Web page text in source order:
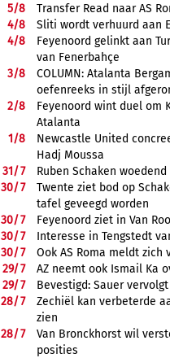
5/8
Transfer Read naar AS
4/8
Sliti wordt verhuurd aan
4/8
Feyenoord gelinkt aan
van Fenerbahçe
3/8
COLUMN: Atalanta
oefenreeks in stijl
2/8
Feyenoord wint duel om
Atalanta
1/8
Newcastle United
Hadj Moussa
31/7
Ruben Schaken
30/7
Twente ziet bod op
tafel geveegd worden
30/7
Feyenoord ziet in Van
30/7
Interesse in Tengstedt
30/7
Ook AS Roma meldt zich
29/7
AZ neemt ook Ismail Ka
29/7
Bevestigd: Sauer
28/7
Zechiël kan verbeterde
zien
28/7
Van Bronckhorst wil
posities